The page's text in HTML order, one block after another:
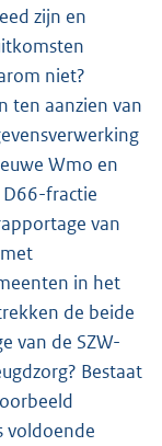
zijn en
niet?
ten aanzien van
Wmo en
D66-fractie
van
in het
de beide
van de SZW-
Bestaat
voldoende